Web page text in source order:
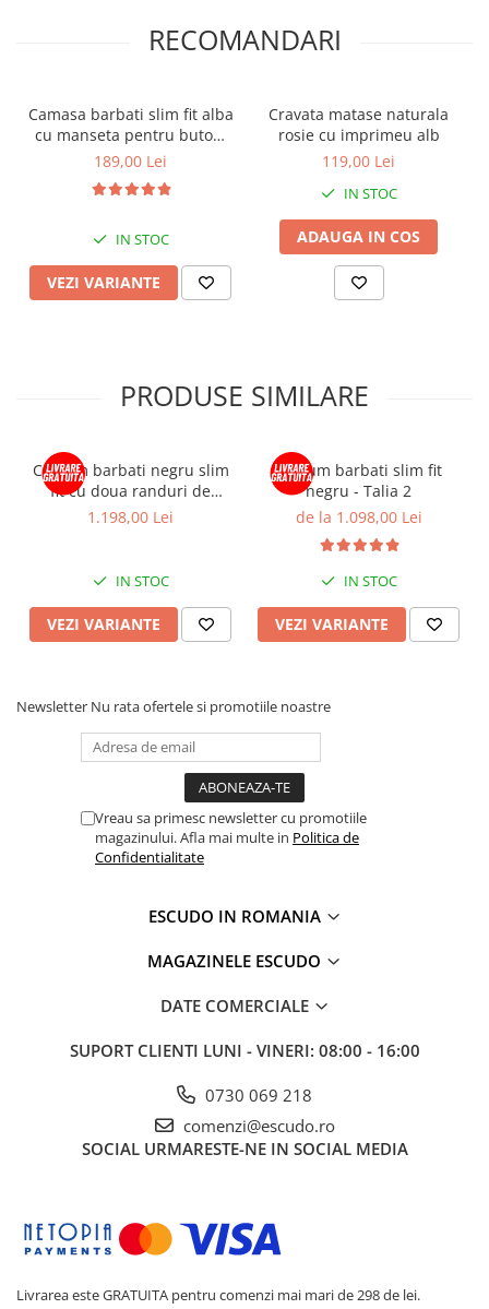
RECOMANDARI
Camasa barbati slim fit alba
cu manseta pentru butoni
si nasturi ascunsi CONFORT
189,00 Lei
IN STOC
VEZI VARIANTE
Cravata matase naturala
rosie cu imprimeu alb
119,00 Lei
IN STOC
ADAUGA IN COS
PRODUSE SIMILARE
Costum barbati negru slim
fit cu doua randuri de
nasturi
1.198,00 Lei
IN STOC
VEZI VARIANTE
Costum barbati slim fit
negru - Talia 2
de la 1.098,00 Lei
IN STOC
VEZI VARIANTE
Newsletter Nu rata ofertele si promotiile noastre
Vreau sa primesc newsletter cu promotiile
magazinului. Afla mai multe in Politica de
Confidentialitate
ESCUDO IN ROMANIA
MAGAZINELE ESCUDO
DATE COMERCIALE
SUPORT CLIENTI LUNI - VINERI: 08:00 - 16:00
0730 069 218
comenzi@escudo.ro
SOCIAL URMARESTE-NE IN SOCIAL MEDIA
Livrarea este GRATUITA pentru comenzi mai mari de 298 de lei.